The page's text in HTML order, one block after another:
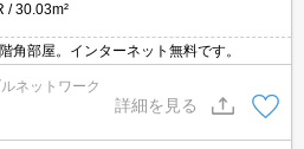
30.03m²
角部屋。インターネット無料です。
ネットワーク
詳細を見る